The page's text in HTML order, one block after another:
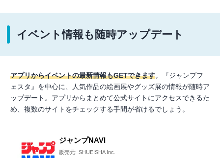
イベント情報も随時アップデート
アプリからイベントの最新情報もGETできます。『ジャンプフ
ェスタ』を中心に、人気作品の絵画展やグッズ展の情報が随時ア
ップデート。アプリからまとめて公式サイトにアクセスできるた
め、複数のサイトをチェックする手間が省けるでしょう。
ジャンプNAVI
販売元: SHUEISHA Inc.